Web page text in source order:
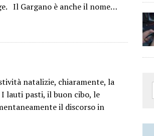
Il Gargano è anche il nome…
natalizie, chiaramente, la
lauti pasti, il buon cibo, le
il discorso in